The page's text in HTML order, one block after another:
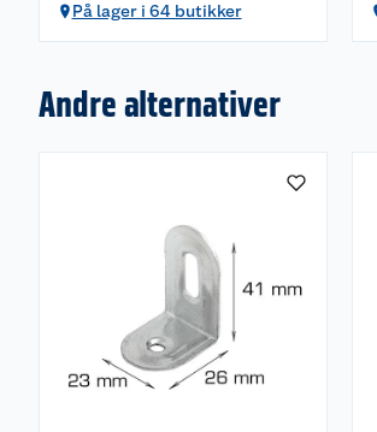
På lager i 64 butikker
Andre alternativer